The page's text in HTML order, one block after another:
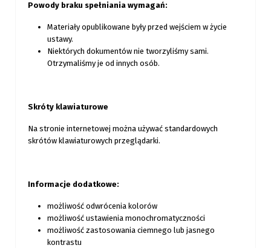
Powody braku spełniania wymagań:
Materiały opublikowane były przed wejściem w życie
ustawy.
Niektórych dokumentów nie tworzyliśmy sami.
Otrzymaliśmy je od innych osób.
Skróty klawiaturowe
Na stronie internetowej można używać standardowych
skrótów klawiaturowych przeglądarki.
Informacje dodatkowe:
możliwość odwrócenia kolorów
możliwość ustawienia monochromatyczności
możliwość zastosowania ciemnego lub jasnego
kontrastu